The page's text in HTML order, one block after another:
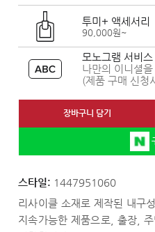
투미+ 액세서리
90,000원~
모노그램 서비스
나만의 이니셜을
(제품 구매 신청
장바구니 담기
스타일: 1447951060
리사이클 소재로 제작된 내구성이 뛰어난 구조로 디자인된
지속가능한 제품으로, 출장,